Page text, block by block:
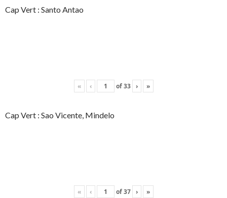
Cap Vert : Santo Antao
« ‹ of33 › »
Cap Vert : Sao Vicente, Mindelo
« ‹ of37 › »